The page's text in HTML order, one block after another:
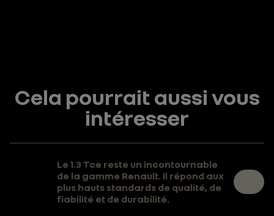
Cela pourrait aussi vous
intéresser
Le 1.3 Tce reste un incontournable
de la gamme Renault. Il répond aux
plus hauts standards de qualité, de
fiabilité et de durabilité.